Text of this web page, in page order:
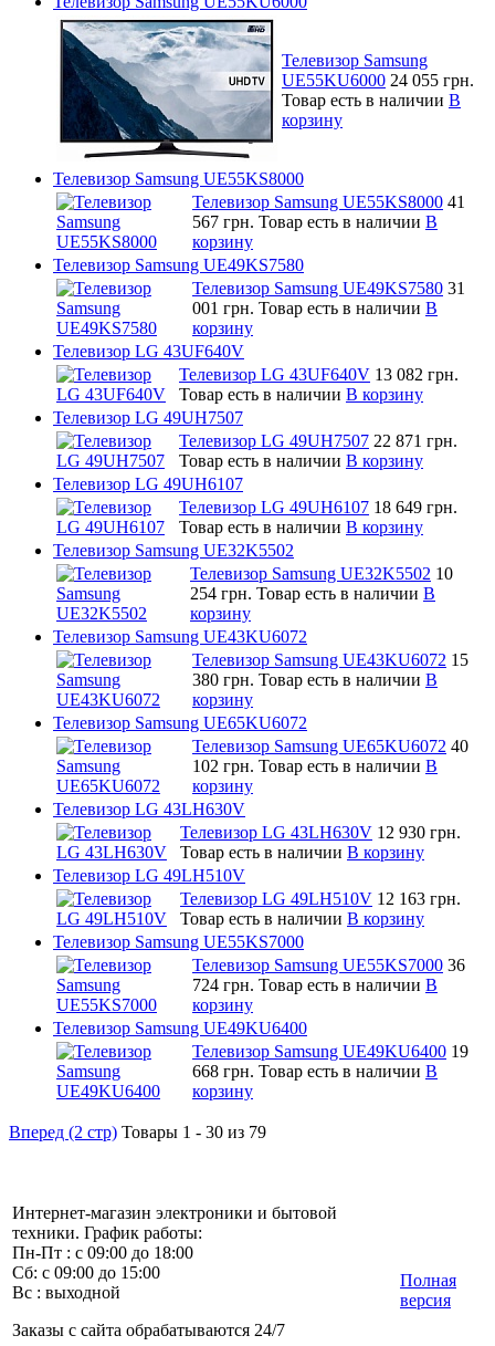
Телевизор Samsung
UE55KU6000 24 055 грн.
Товар есть в наличии В
корзину
Телевизор Samsung UE55KS8000
Телевизор Samsung UE55KS8000 41
567 грн. Товар есть в наличии В
корзину
Телевизор Samsung UE49KS7580
Телевизор Samsung UE49KS7580 31
001 грн. Товар есть в наличии В
корзину
Телевизор LG 43UF640V
Телевизор LG 43UF640V 13 082 грн.
Товар есть в наличии В корзину
Телевизор LG 49UH7507
Телевизор LG 49UH7507 22 871 грн.
Товар есть в наличии В корзину
Телевизор LG 49UH6107
Телевизор LG 49UH6107 18 649 грн.
Товар есть в наличии В корзину
Телевизор Samsung UE32K5502
Телевизор Samsung UE32K5502 10
254 грн. Товар есть в наличии В
корзину
Телевизор Samsung UE43KU6072
Телевизор Samsung UE43KU6072 15
380 грн. Товар есть в наличии В
корзину
Телевизор Samsung UE65KU6072
Телевизор Samsung UE65KU6072 40
102 грн. Товар есть в наличии В
корзину
Телевизор LG 43LH630V
Телевизор LG 43LH630V 12 930 грн.
Товар есть в наличии В корзину
Телевизор LG 49LH510V
Телевизор LG 49LH510V 12 163 грн.
Товар есть в наличии В корзину
Телевизор Samsung UE55KS7000
Телевизор Samsung UE55KS7000 36
724 грн. Товар есть в наличии В
корзину
Телевизор Samsung UE49KU6400
Телевизор Samsung UE49KU6400 19
668 грн. Товар есть в наличии В
корзину
Вперед (2 стр) Товары 1 - 30 из 79
Интернет-магазин электроники и бытовой
техники. График работы:
Пн-Пт : с 09:00 до 18:00
Сб: с 09:00 до 15:00
Вс : выходной
Заказы с сайта обрабатываются 24/7
Полная
версия